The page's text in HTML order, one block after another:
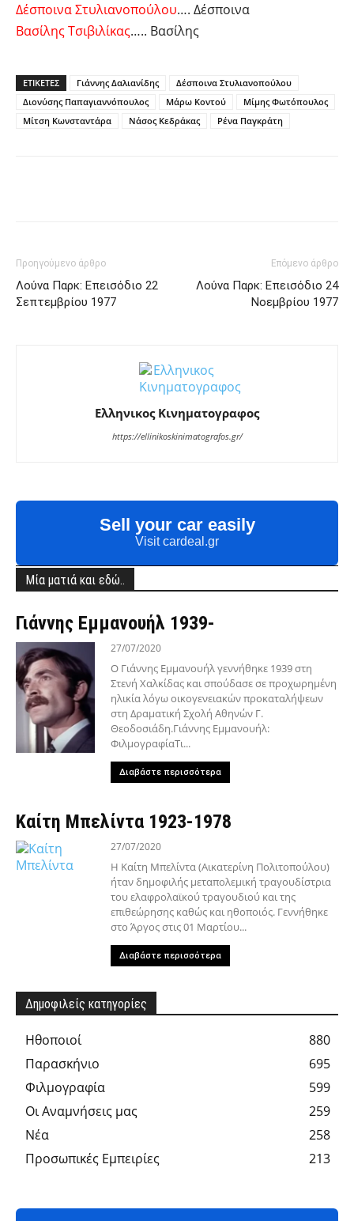
Δέσποινα Στυλιανοπούλου…. Δέσποινα
Βασίλης Τσιβιλίκας….. Βασίλης
ΕΤΙΚΕΤΕΣ Γιάννης Δαλιανίδης
Δέσποινα Στυλιανοπούλου
Διονύσης Παπαγιαννόπουλος
Μάρω Κοντού
Μίμης Φωτόπουλος
Μίτση Κωνσταντάρα
Νάσος Κεδράκας Ρένα Παγκράτη
Προηγούμενο άρθρο
Λούνα Παρκ: Επεισόδιο 22
Σεπτεμβρίου 1977
Επόμενο άρθρο
Λούνα Παρκ: Επεισόδιο 24
Νοεμβρίου 1977
Ελληνικος Κινηματογραφος
https://ellinikoskinimatografos.gr/
Sell your car easily
Visit cardeal.gr
Μία ματιά και εδώ..
Γιάννης Εμμανουήλ 1939-
27/07/2020
Ο Γιάννης Εμμανουήλ γεννήθηκε 1939 στη
Στενή Χαλκίδας και σπούδασε σε προχωρημένη
ηλικία λόγω οικογενειακών προκαταλήψεων
στη Δραματική Σχολή Αθηνών Γ.
Θεοδοσιάδη.Γιάννης Εμμανουήλ:
ΦιλμογραφίαΤι...
Διαβάστε περισσότερα
Καίτη Μπελίντα 1923-1978
27/07/2020
Η Καίτη Μπελίντα (Αικατερίνη Πολιτοπούλου)
ήταν δημοφιλής μεταπολεμική τραγουδίστρια
του ελαφρολαϊκού τραγουδιού και της
επιθεώρησης καθώς και ηθοποιός. Γεννήθηκε
στο Άργος στις 01 Μαρτίου...
Διαβάστε περισσότερα
Δημοφιλείς κατηγορίες
Hθοποιοί
880
Παρασκήνιο
695
Φιλμογραφία
599
Οι Αναμνήσεις μας
259
Νέα
258
Προσωπικές Εμπειρίες
213